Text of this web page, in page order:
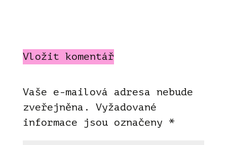
Vložit komentář
Vaše e-mailová adresa nebude
zveřejněna.
Vyžadované
informace jsou označeny *